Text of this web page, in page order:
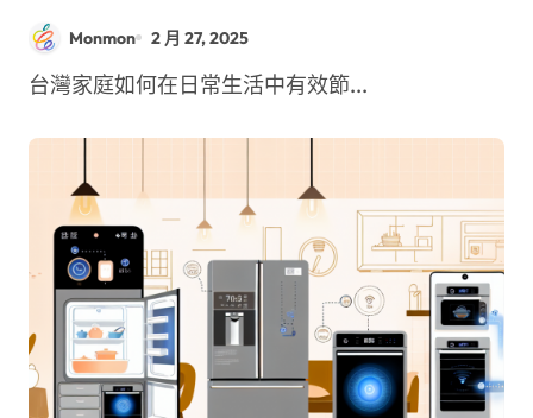
Monmon 2 月 27, 2025
台灣家庭如何在日常生活中有效節...